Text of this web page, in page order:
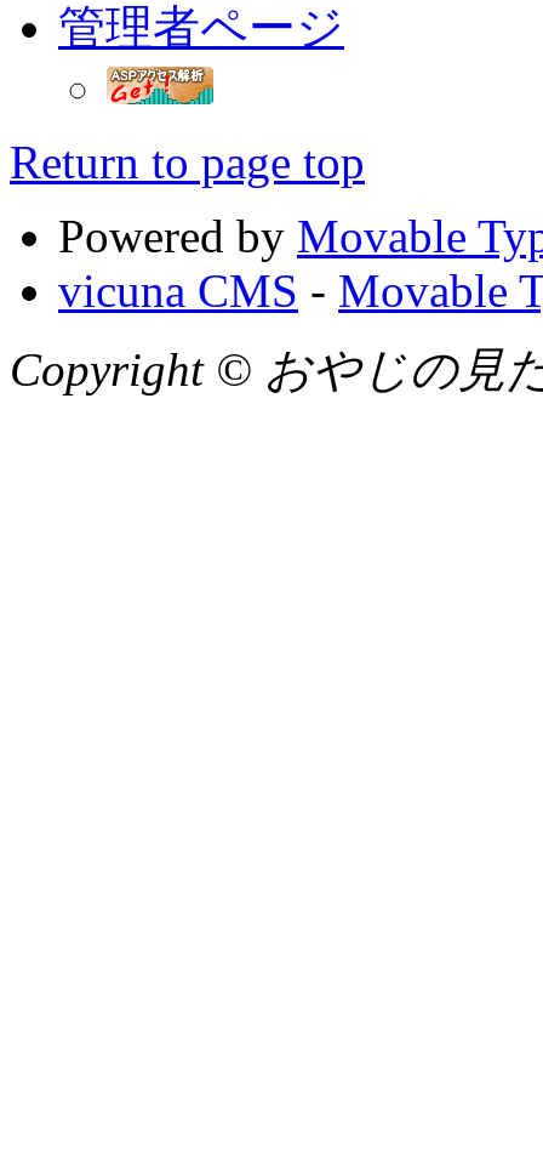
管理者ページ
Return to page top
Powered by Movable
vicuna CMS - Movable
Copyright © おやじの見